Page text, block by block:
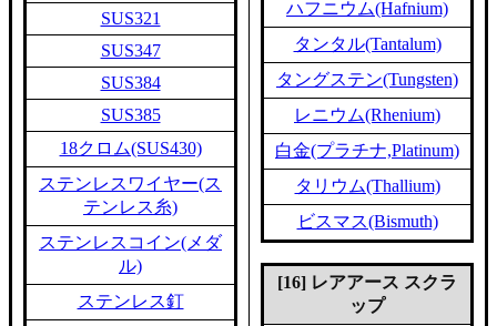
SUS321
SUS347
SUS384
SUS385
18クロム(SUS430)
ステンレスワイヤー(ス
テンレス糸)
ステンレスコイン(メダ
ル)
ステンレス釘
ハフニウム(Hafnium)
タンタル(Tantalum)
タングステン(Tungsten)
レニウム(Rhenium)
白金(プラチナ,Platinum)
タリウム(Thallium)
ビスマス(Bismuth)
[16] レアアース スクラ
ップ